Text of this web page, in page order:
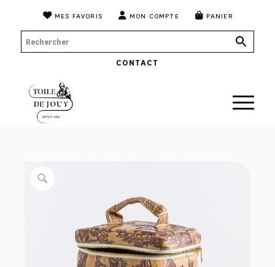
MES FAVORIS MON COMPTE PANIER
CONTACT